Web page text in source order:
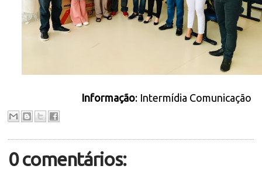
Informação: Intermídia Comunicação
0 comentários: